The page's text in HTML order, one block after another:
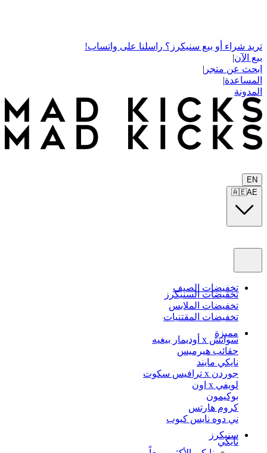
تريد شراء أو بيع سنيكرز؟ راسلنا على واتساب!
بيع الآن|
ابحث عن متجر |
المساعدة|
المدونة
EN
🇦🇪AE
تخفيضات الصيف
تخفيضات السنيكرز
تخفيضات الملابس
تخفيضات المقتنيات
مميزة
سواتش x أوديمار بيغيه
حقائب هيرميس
نايكي مايند
جوردن x ترافيس سكوت
لويفي x اون
بوكيمون
كروم هارتس
ني دوه نايس كيوب
سنيكرز
نايكي